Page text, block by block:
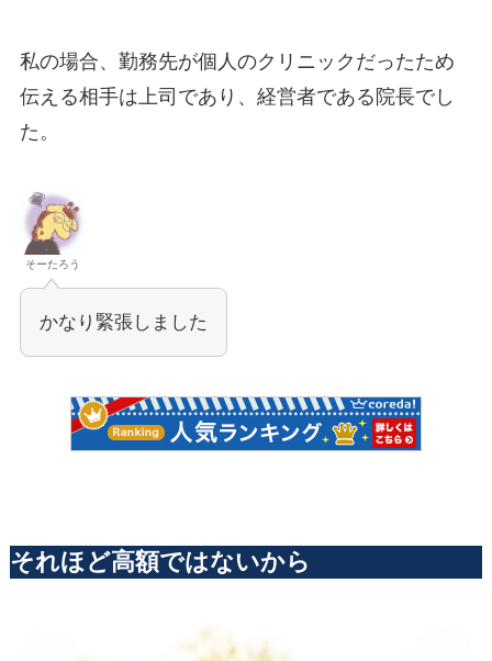
私の場合、勤務先が個人のクリニックだったため
伝える相手は上司であり、経営者である院長でし
た。
そーたろう
かなり緊張しました
それほど高額ではないから